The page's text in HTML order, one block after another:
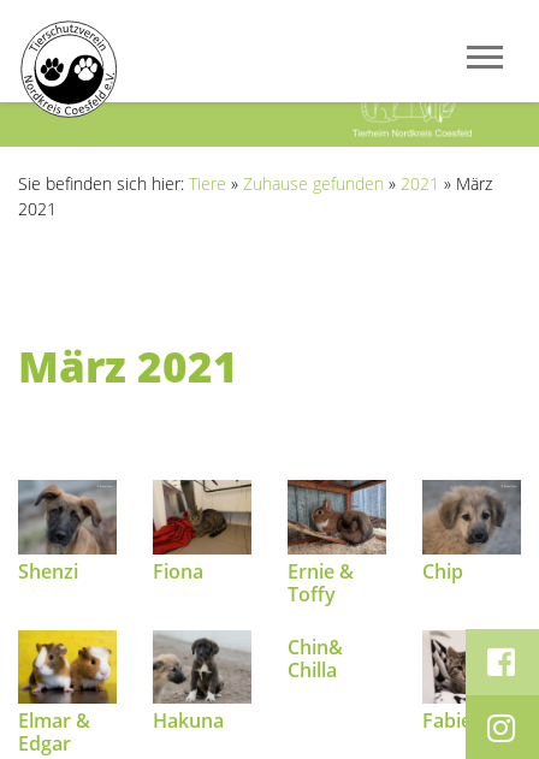
Sie befinden sich hier: Tiere » Zuhause gefunden » 2021 » März
2021
März 2021
Shenzi Fiona
Ernie &
Toffy
Chip
Elmar &
Edgar
Hakuna
Chin&
Chilla
Fabienne